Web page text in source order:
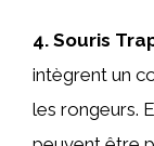
4. Souris
intègrent un
les rongeurs.